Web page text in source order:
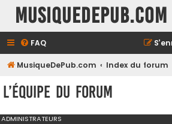
MusiqueDePub.com
FAQ
MusiqueDePub.com Index du forum
L’équipe du forum
ADMINISTRATEURS